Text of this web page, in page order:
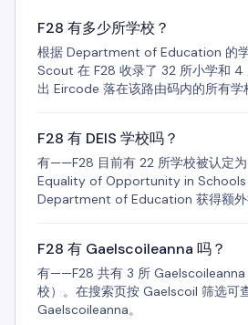
F28 有多少所学校？
根据 Department of Education 的
Scout 在 F28 收录了 32 所小学和 4
出 Eircode 落在该路由码内的所有学
F28 有 DEIS 学校吗？
有——F28 目前有 22 所学校被认定
Equality of Opportunity in Schools
Department of Education 获得额外
F28 有 Gaelscoileanna 吗？
有——F28 共有 3 所 Gaelscoileanna
校）。在搜索页按 Gaelscoil 筛选可
Gaelscoileanna。